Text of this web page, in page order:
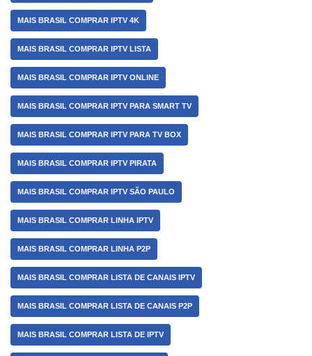
MAIS BRASIL COMPRAR IPTV 4K
MAIS BRASIL COMPRAR IPTV LISTA
MAIS BRASIL COMPRAR IPTV ONLINE
MAIS BRASIL COMPRAR IPTV PARA SMART TV
MAIS BRASIL COMPRAR IPTV PARA TV BOX
MAIS BRASIL COMPRAR IPTV PIRATA
MAIS BRASIL COMPRAR IPTV SÃO PAULO
MAIS BRASIL COMPRAR LINHA IPTV
MAIS BRASIL COMPRAR LINHA P2P
MAIS BRASIL COMPRAR LISTA DE CANAIS IPTV
MAIS BRASIL COMPRAR LISTA DE CANAIS P2P
MAIS BRASIL COMPRAR LISTA DE IPTV